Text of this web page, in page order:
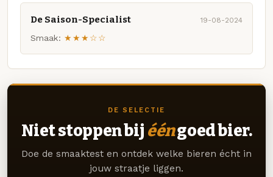
De Saison-Specialist 19-08-2024
Smaak: ★★★☆☆
DE SELECTIE
Niet stoppen bij ééngoed bier.
Doe de smaaktest en ontdek welke bieren écht in
jouw straatje liggen.